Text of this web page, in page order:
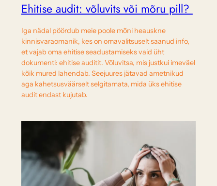
Ehitise audit: võluvits või mõru pill?
Iga nädal pöördub meie poole mõni heauskne
kinnisvaraomanik, kes on omavalitsuselt saanud info,
et vajab oma ehitise seadustamiseks vaid üht
dokumenti: ehitise auditit. Võluvitsa, mis justkui imeväel
kõik mured lahendab. Seejuures jätavad ametnikud
aga kahetsusväärselt selgitamata, mida üks ehitise
audit endast kujutab.